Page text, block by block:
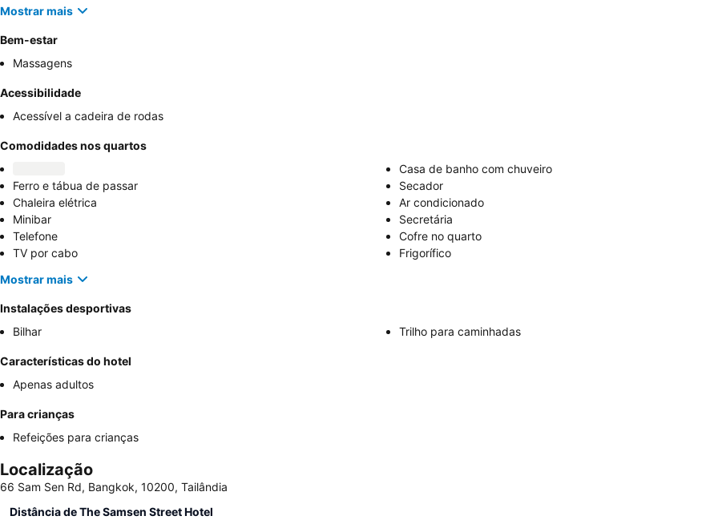
Mostrar mais
Bem-estar
Massagens
Acessibilidade
Acessível a cadeira de rodas
Comodidades nos quartos
Casa de banho com chuveiro
Ferro e tábua de passar
Secador
Chaleira elétrica
Ar condicionado
Minibar
Secretária
Telefone
Cofre no quarto
TV por cabo
Frigorífico
Mostrar mais
Instalações desportivas
Bilhar
Trilho para caminhadas
Características do hotel
Apenas adultos
Para crianças
Refeições para crianças
Localização
66 Sam Sen Rd, Bangkok, 10200, Tailândia
Distância de The Samsen Street Hotel